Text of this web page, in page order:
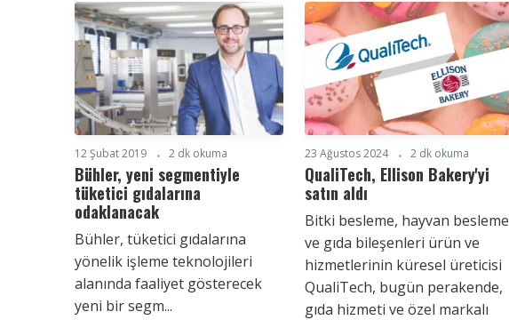
12 Şubat 2019 2 dk okuma
Bühler, yeni segmentiyle
tüketici gıdalarına
odaklanacak
Bühler, tüketici gıdalarına
yönelik işleme teknolojileri
alanında faaliyet gösterecek
yeni bir segm...
23 Ağustos 2024 2 dk okuma
QualiTech, Ellison Bakery'yi
satın aldı
Bitki besleme, hayvan besleme
ve gıda bileşenleri ürün ve
hizmetlerinin küresel üreticisi
QualiTech, bugün perakende,
gıda hizmeti ve özel markalı